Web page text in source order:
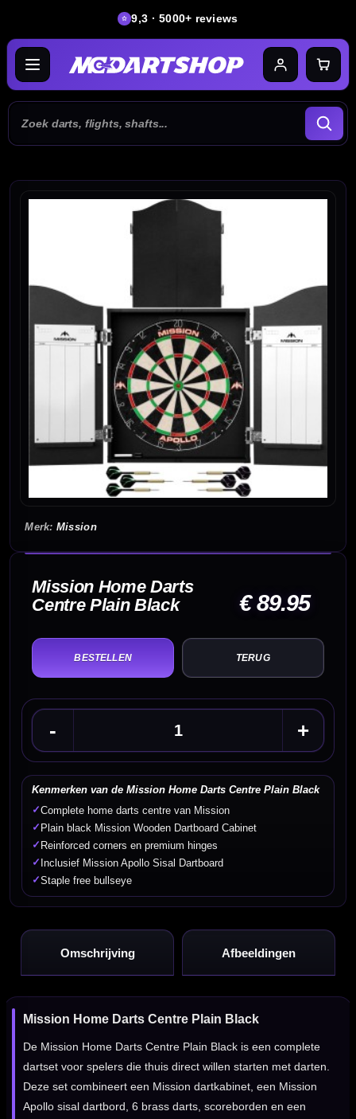
9,3 · 5000+ reviews
Mission
Mission Home Darts
Centre Plain Black
€ 89.95
TERUG
Kenmerken van de Mission Home Darts Centre Plain Black
✓Complete home darts centre van Mission
✓ Plain black Mission Wooden Dartboard Cabinet
✓ Reinforced corners en premium hinges
✓ Inclusief Mission Apollo Sisal Dartboard
✓Staple free bullseye
- +
Omschrijving Afbeeldingen
Mission Home Darts Centre Plain Black
De Mission Home Darts Centre Plain Black is een complete
dartset voor spelers die thuis direct willen starten met darten.
Deze set combineert een Mission dartkabinet, een Mission
Apollo sisal dartbord, 6 brass darts, scoreborden en een